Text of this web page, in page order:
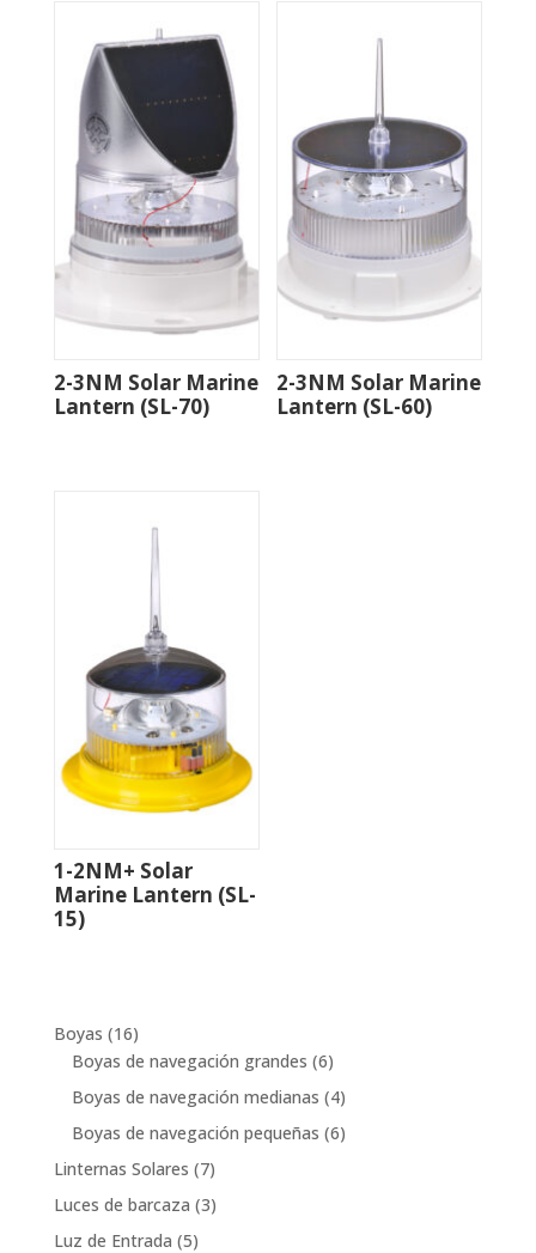
Boyas 1616
productos
Boyas de navegación grandes 66
productos
Boyas de navegación medianas 44
productos
Boyas de navegación pequeñas 66
Linternas Solares 77
productos
Luces de barcaza 33
Luz de Entrada 55
2-3NM Solar Marine
Lantern (SL-70)
2-3NM Solar Marine
Lantern (SL-60)
1-2NM+ Solar
Marine Lantern (SL-
15)